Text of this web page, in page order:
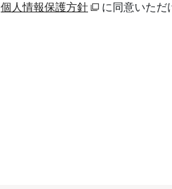
個人情報保護方針 に同意いただ